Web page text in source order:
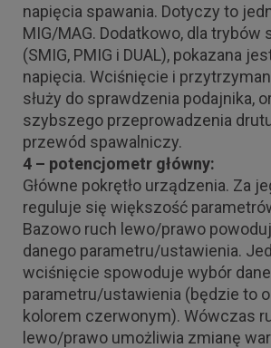
napięcia spawania. Dotyczy to
MIG/MAG. Dodatkowo, dla trybów
(SMIG, PMIG i DUAL), pokazana
napięcia. Wciśnięcie i
służy do sprawdzenia podajnika,
szybszego przeprowadzenia
przewód spawalniczy.
4 – potencjometr główny:
Główne pokrętło urządzenia. Za
reguluje się większość
Bazowo ruch lewo/prawo
danego parametru/ustawienia.
wciśnięcie spowoduje wybór
parametru/ustawienia (będzie to
kolorem czerwonym). Wówczas
lewo/prawo umożliwia zmianę